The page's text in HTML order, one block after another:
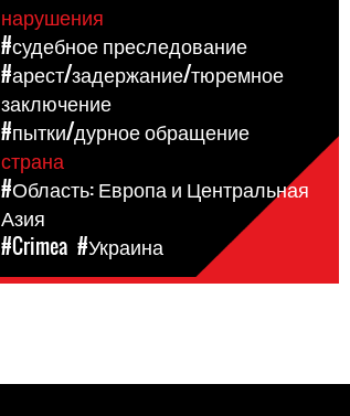
нарушения
#судебное преследование
#арест/задержание/тюремное
заключение
#пытки/дурное обращение
страна
#Область: Европа и Центральная
Азия
#Crimea #Украина